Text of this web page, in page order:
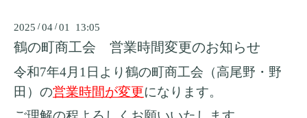
2025 /04 /01 13:05
鶴の町商工会 営業時間変更のお知らせ
令和7年4月1日より鶴の町商工会（高尾野・野
田）の営業時間が変更になります。